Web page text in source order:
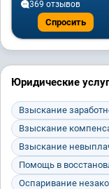
369 отзывов
Спросить
Юридические
Взыскание
Взыскание
Взыскание
Помощь в
Оспаривание